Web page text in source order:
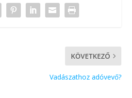
KÖVETKEZŐ
Vadászathoz adóvevő?